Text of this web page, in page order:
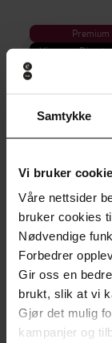
Samtykke
Vi bruker
Våre nettsider
bruker cookies
Nødvendige
Forbedrer
Gir oss en
brukt, slik at vi
Gjør det mulig
kampanjer og
Premium
Vinner av
Jo